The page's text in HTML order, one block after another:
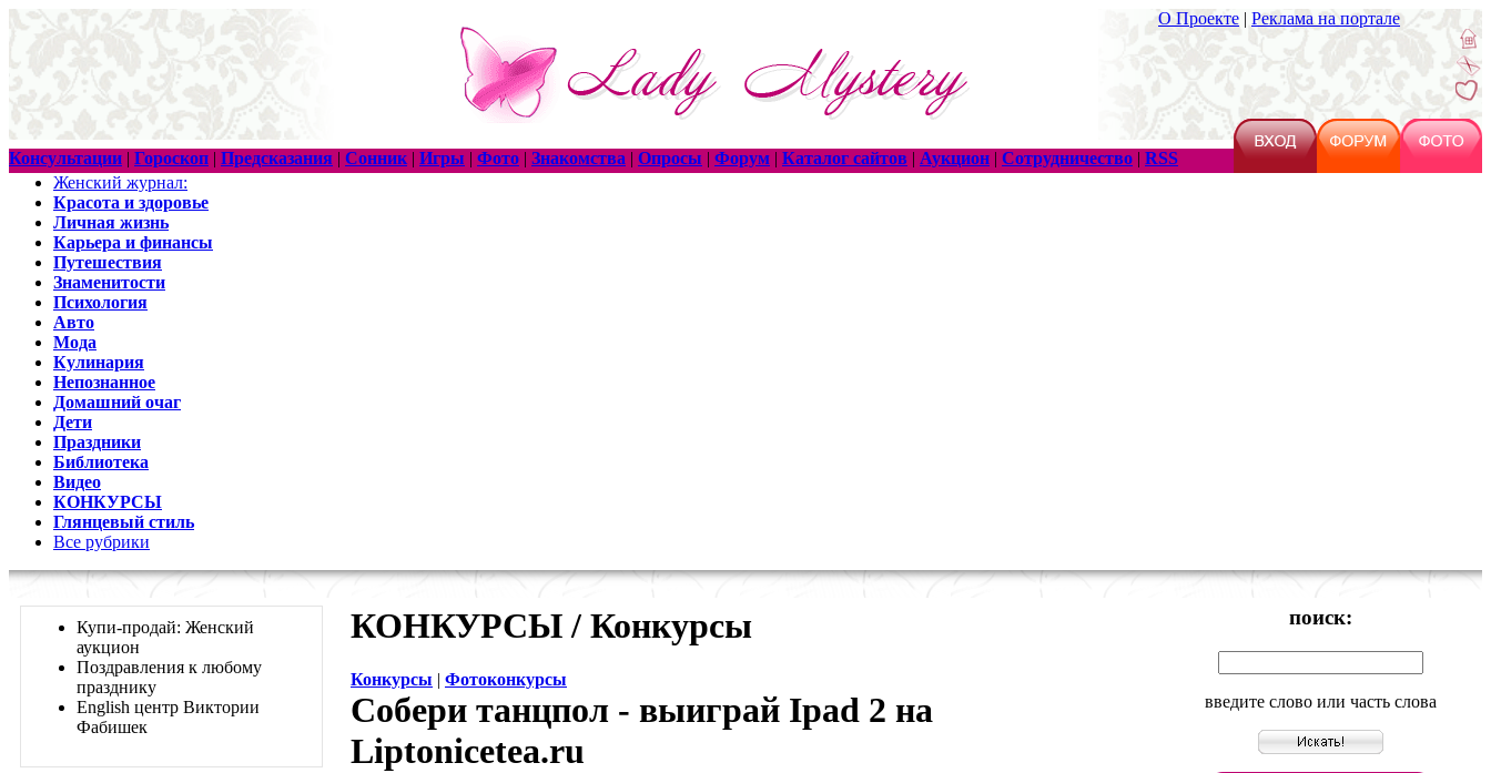
О Проекте | Реклама на портале
Консультации | Гороскоп | Предсказания | Сонник | Игры | Фото | Знакомства | Опросы | Форум | Каталог сайтов | Аукцион | Сотрудничество | RSS
Женский журнал:
Красота и здоровье
Личная жизнь
Карьера и финансы
Путешествия
Знаменитости
Психология
Авто
Мода
Кулинария
Непознанное
Домашний очаг
Дети
Праздники
Библиотека
Видео
КОНКУРСЫ
Глянцевый стиль
Все рубрики
Купи-продай: Женский
аукцион
Поздравления к любому
празднику
English центр Виктории
Фабишек
КОНКУРСЫ / Конкурсы
Конкурсы | Фотоконкурсы
Собери танцпол - выиграй Ipad 2 на
Liptonicetea.ru
поиск:
введите слово или часть слова